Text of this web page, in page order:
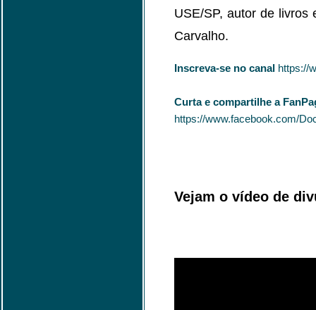
USE/SP, autor de livros
Carvalho.
Inscreva-se no canal https://
Curta e compartilhe a
https://www.facebook.com/
Vejam o vídeo de